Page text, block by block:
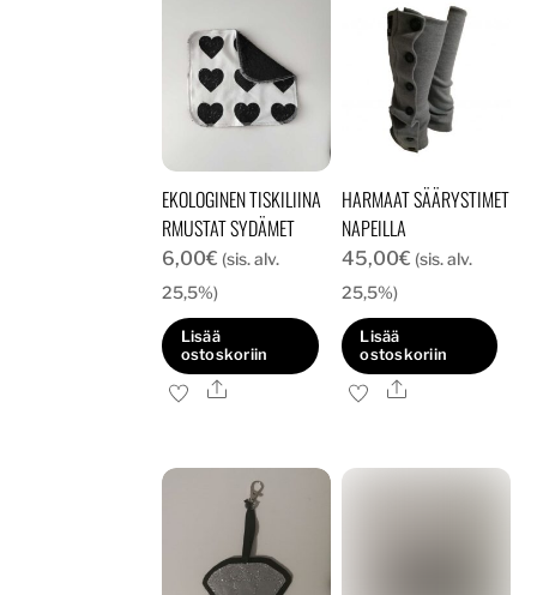
EKOLOGINEN TISKILIINA
RMUSTAT SYDÄMET
6,00€ (sis. alv.
25,5%)
Lisää
ostoskoriin
Ale
HARMAAT SÄÄRYSTIMET
NAPEILLA
45,00€ (sis. alv.
25,5%)
Lisää
ostoskoriin
Ale